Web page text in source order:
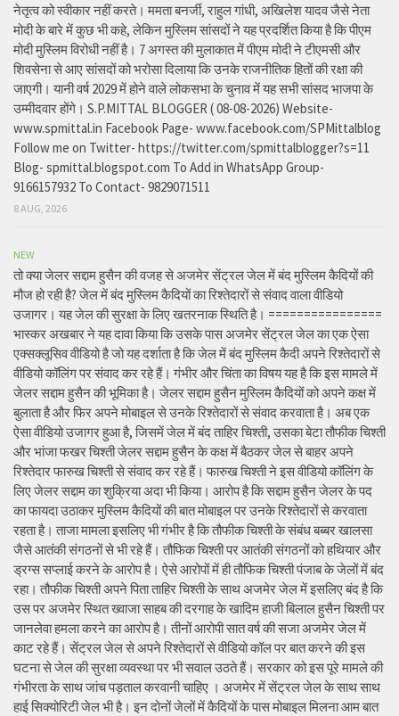
नेतृत्व को स्वीकार नहीं करते। ममता बनर्जी, राहुल गांधी, अखिलेश यादव जैसे नेता
मोदी के बारे में कुछ भी कहे, लेकिन मुस्लिम सांसदों ने यह प्रदर्शित किया है कि पीएम
मोदी मुस्लिम विरोधी नहीं है। 7 अगस्त की मुलाकात में पीएम मोदी ने टीएमसी और
शिवसेना से आए सांसदों को भरोसा दिलाया कि उनके राजनीतिक हितों की रक्षा की
जाएगी। यानी वर्ष 2029 में होने वाले लोकसभा के चुनाव में यह सभी सांसद भाजपा के
उम्मीदवार होंगे। S.P.MITTAL BLOGGER ( 08-08-2026) Website-
www.spmittal.in Facebook Page- www.facebook.com/SPMittalblog
Follow me on Twitter- https://twitter.com/spmittalblogger?s=11
Blog- spmittal.blogspot.com To Add in WhatsApp Group-
9166157932 To Contact- 9829071511
8 AUG, 2026
NEW
तो क्या जेलर सद्दाम हुसैन की वजह से अजमेर सेंट्रल जेल में बंद मुस्लिम कैदियों की
मौज हो रही है? जेल में बंद मुस्लिम कैदियों का रिश्तेदारों से संवाद वाला वीडियो
उजागर। यह जेल की सुरक्षा के लिए खतरनाक स्थिति है। ================
भास्कर अखबार ने यह दावा किया कि उसके पास अजमेर सेंट्रल जेल का एक ऐसा
एक्सक्लूसिव वीडियो है जो यह दर्शाता है कि जेल में बंद मुस्लिम कैदी अपने रिश्तेदारों से
वीडियो कॉलिंग पर संवाद कर रहे हैं। गंभीर और चिंता का विषय यह है कि इस मामले में
जेलर सद्दाम हुसैन की भूमिका है। जेलर सद्दाम हुसैन मुस्लिम कैदियों को अपने कक्ष में
बुलाता है और फिर अपने मोबाइल से उनके रिश्तेदारों से संवाद करवाता है। अब एक
ऐसा वीडियो उजागर हुआ है, जिसमें जेल में बंद ताहिर चिश्ती, उसका बेटा तौफीक चिश्ती
और भांजा फखर चिश्ती जेलर सद्दाम हुसैन के कक्ष में बैठकर जेल से बाहर अपने
रिश्तेदार फारुख चिश्ती से संवाद कर रहे हैं। फारुख चिश्ती ने इस वीडियो कॉलिंग के
लिए जेलर सद्दाम का शुक्रिया अदा भी किया। आरोप है कि सद्दाम हुसैन जेलर के पद
का फायदा उठाकर मुस्लिम कैदियों की बात मोबाइल पर उनके रिश्तेदारों से करवाता
रहता है। ताजा मामला इसलिए भी गंभीर है कि तौफीक चिश्ती के संबंध बब्बर खालसा
जैसे आतंकी संगठनों से भी रहे हैं। तौफिक चिश्ती पर आतंकी संगठनों को हथियार और
ड्रग्स सप्लाई करने के आरोप है। ऐसे आरोपों में ही तौफिक चिश्ती पंजाब के जेलों में बंद
रहा। तौफीक चिश्ती अपने पिता ताहिर चिश्ती के साथ अजमेर जेल में इसलिए बंद है कि
उस पर अजमेर स्थित ख्वाजा साहब की दरगाह के खादिम हाजी बिलाल हुसैन चिश्ती पर
जानलेवा हमला करने का आरोप है। तीनों आरोपी सात वर्ष की सजा अजमेर जेल में
काट रहे हैं। सेंट्रल जेल से अपने रिश्तेदारों से वीडियो कॉल पर बात करने की इस
घटना से जेल की सुरक्षा व्यवस्था पर भी सवाल उठते हैं। सरकार को इस पूरे मामले की
गंभीरता के साथ जांच पड़ताल करवानी चाहिए । अजमेर में सेंट्रल जेल के साथ साथ
हाई सिक्योरिटी जेल भी है। इन दोनों जेलों में कैदियों के पास मोबाइल मिलना आम बात